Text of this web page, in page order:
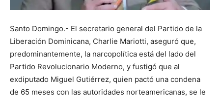
Santo Domingo.- El secretario general del Partido de la
Liberación Dominicana, Charlie Mariotti, aseguró que,
predominantemente, la narcopolítica está del lado del
Partido Revolucionario Moderno, y fustigó que al
exdiputado Miguel Gutiérrez, quien pactó una condena
de 65 meses con las autoridades norteamericanas, se le